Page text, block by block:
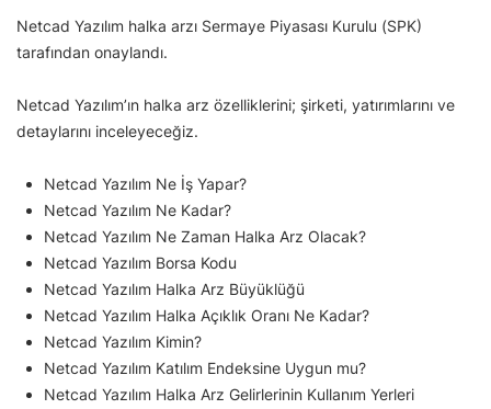
Netcad Yazılım halka arzı Sermaye Piyasası Kurulu (SPK)
tarafından onaylandı.
Netcad Yazılım’ın halka arz özelliklerini; şirketi, yatırımlarını ve
detaylarını inceleyeceğiz.
Netcad Yazılım Ne İş Yapar?
Netcad Yazılım Ne Kadar?
Netcad Yazılım Ne Zaman Halka Arz Olacak?
Netcad Yazılım Borsa Kodu
Netcad Yazılım Halka Arz Büyüklüğü
Netcad Yazılım Halka Açıklık Oranı Ne Kadar?
Netcad Yazılım Kimin?
Netcad Yazılım Katılım Endeksine Uygun mu?
Netcad Yazılım Halka Arz Gelirlerinin Kullanım Yerleri